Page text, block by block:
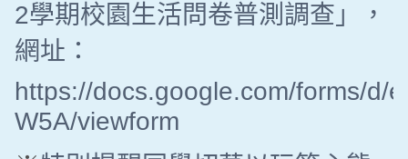
2學期校園生活問卷普測調查」，
網址：
https://docs.google.com/forms/d/
W5A/viewform